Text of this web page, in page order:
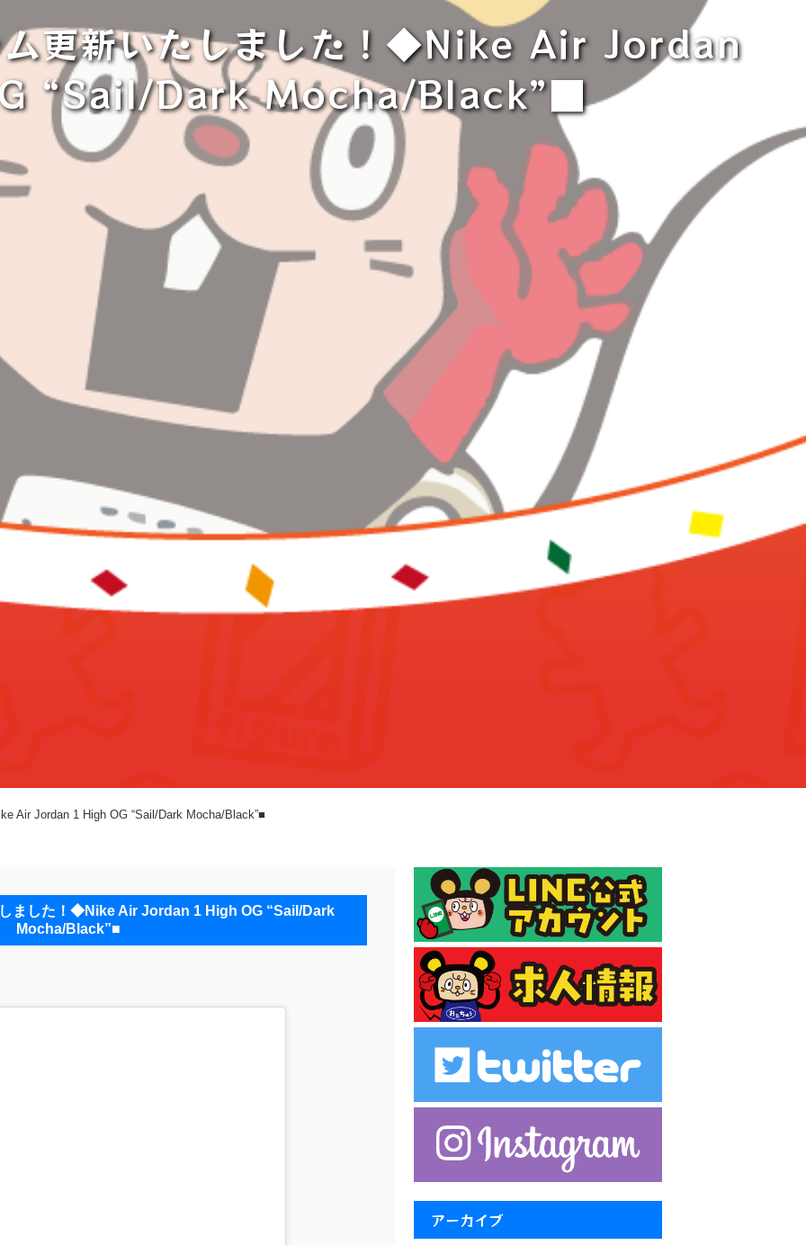
更新いたしました！◆Nike Air Jordan
“Sail/Dark Mocha/Black”■
Air Jordan 1 High OG “Sail/Dark Mocha/Black”■
ました！◆Nike Air Jordan 1 High OG “Sail/Dark
Mocha/Black”■
アーカイブ